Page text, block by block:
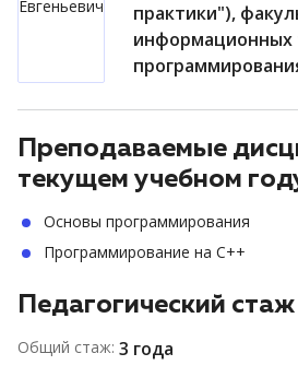
практики"),
информационных
Преподаваемые
текущем учебном
Основы программирования
Программирование на C++
Педагогический стаж
Общий стаж: 3 года